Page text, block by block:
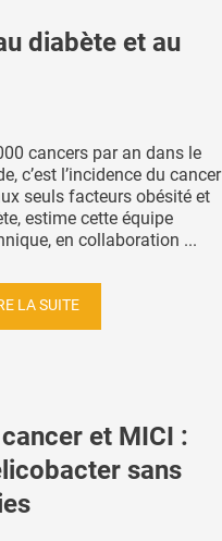
diabète et au
cancers par an dans le
c’est l’incidence du cancer
seuls facteurs obésité et
estime cette équipe
en collaboration ...
LA SUITE
et MICI :
sans